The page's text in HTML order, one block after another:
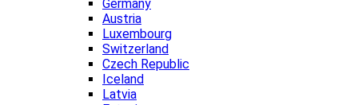
Germany
Austria
Luxembourg
Switzerland
Czech Republic
Iceland
Latvia